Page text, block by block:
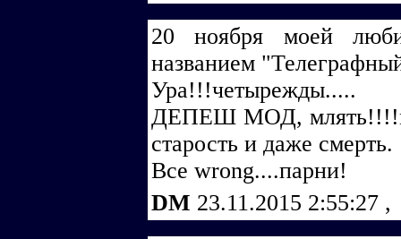
20 ноября моей
названием
Ура!!!четырежды.....
ДЕПЕШ МОД,
старость и даже смерть.
Все wrong....парни!
DM 23.11.2015 2:55:27 ,